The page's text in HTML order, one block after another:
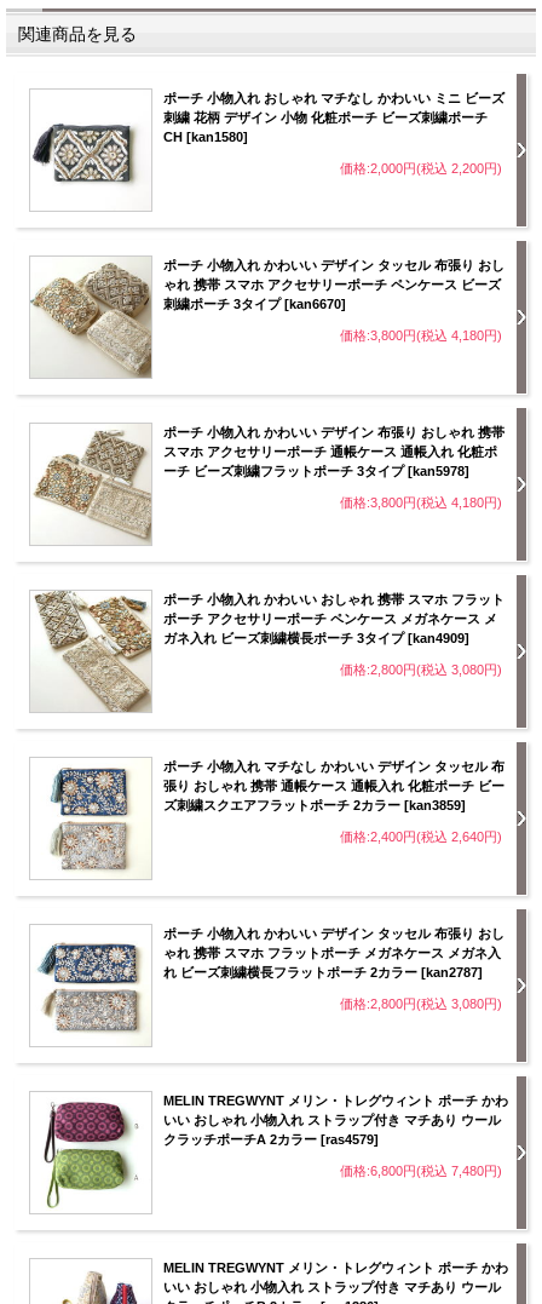
関連商品を見る
ポーチ 小物入れ おしゃれ マチなし かわいい ミニ ビーズ
刺繍 花柄 デザイン 小物 化粧ポーチ ビーズ刺繍ポーチ
CH [kan1580]
価格:2,000円(税込 2,200円)
ポーチ 小物入れ かわいい デザイン タッセル 布張り おし
ゃれ 携帯 スマホ アクセサリーポーチ ペンケース ビーズ
刺繍ポーチ 3タイプ [kan6670]
価格:3,800円(税込 4,180円)
ポーチ 小物入れ かわいい デザイン 布張り おしゃれ 携帯
スマホ アクセサリーポーチ 通帳ケース 通帳入れ 化粧ポ
ーチ ビーズ刺繍フラットポーチ 3タイプ [kan5978]
価格:3,800円(税込 4,180円)
ポーチ 小物入れ かわいい おしゃれ 携帯 スマホ フラット
ポーチ アクセサリーポーチ ペンケース メガネケース メ
ガネ入れ ビーズ刺繍横長ポーチ 3タイプ [kan4909]
価格:2,800円(税込 3,080円)
ポーチ 小物入れ マチなし かわいい デザイン タッセル 布
張り おしゃれ 携帯 通帳ケース 通帳入れ 化粧ポーチ ビー
ズ刺繍スクエアフラットポーチ 2カラー [kan3859]
価格:2,400円(税込 2,640円)
ポーチ 小物入れ かわいい デザイン タッセル 布張り おし
ゃれ 携帯 スマホ フラットポーチ メガネケース メガネ入
れ ビーズ刺繍横長フラットポーチ 2カラー [kan2787]
価格:2,800円(税込 3,080円)
MELIN TREGWYNT メリン・トレグウィント ポーチ かわ
いい おしゃれ 小物入れ ストラップ付き マチあり ウール
クラッチポーチA 2カラー [ras4579]
価格:6,800円(税込 7,480円)
MELIN TREGWYNT メリン・トレグウィント ポーチ かわ
いい おしゃれ 小物入れ ストラップ付き マチあり ウール